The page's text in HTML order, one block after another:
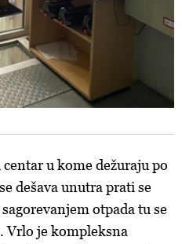
u kome dežuraju po
dešava unutra prati se
otpada tu se
Vrlo je kompleksna